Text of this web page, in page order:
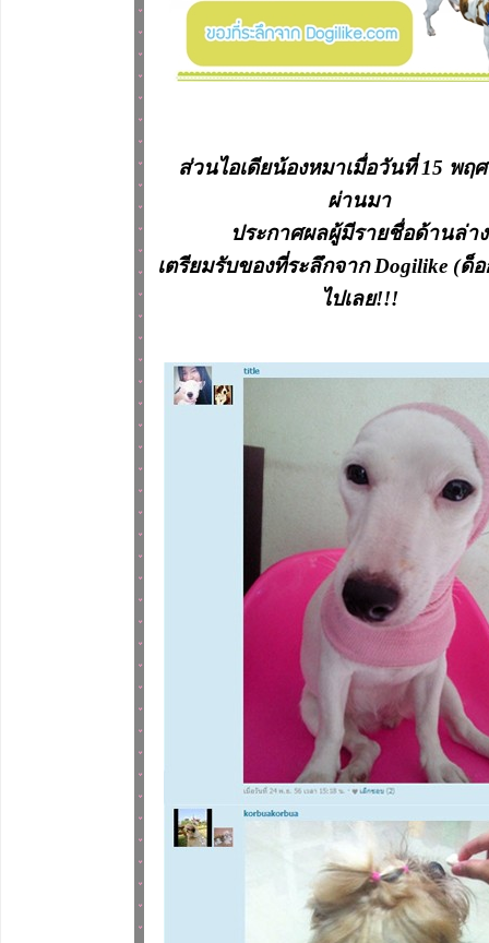
ส่วนไอเดียน้องหมาเมื่อวันที่ 15 พฤ
ผ่านมา
ประกาศผลผู้มีรายชื่อด้านล่าง
เตรียมรับของที่ระลึกจาก Dogilike (ด็
ไปเลย!!!